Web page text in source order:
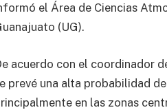
el Área de Ciencias
(UG).
acuerdo con el coordinador
prevé una alta probabilidad
en las zonas